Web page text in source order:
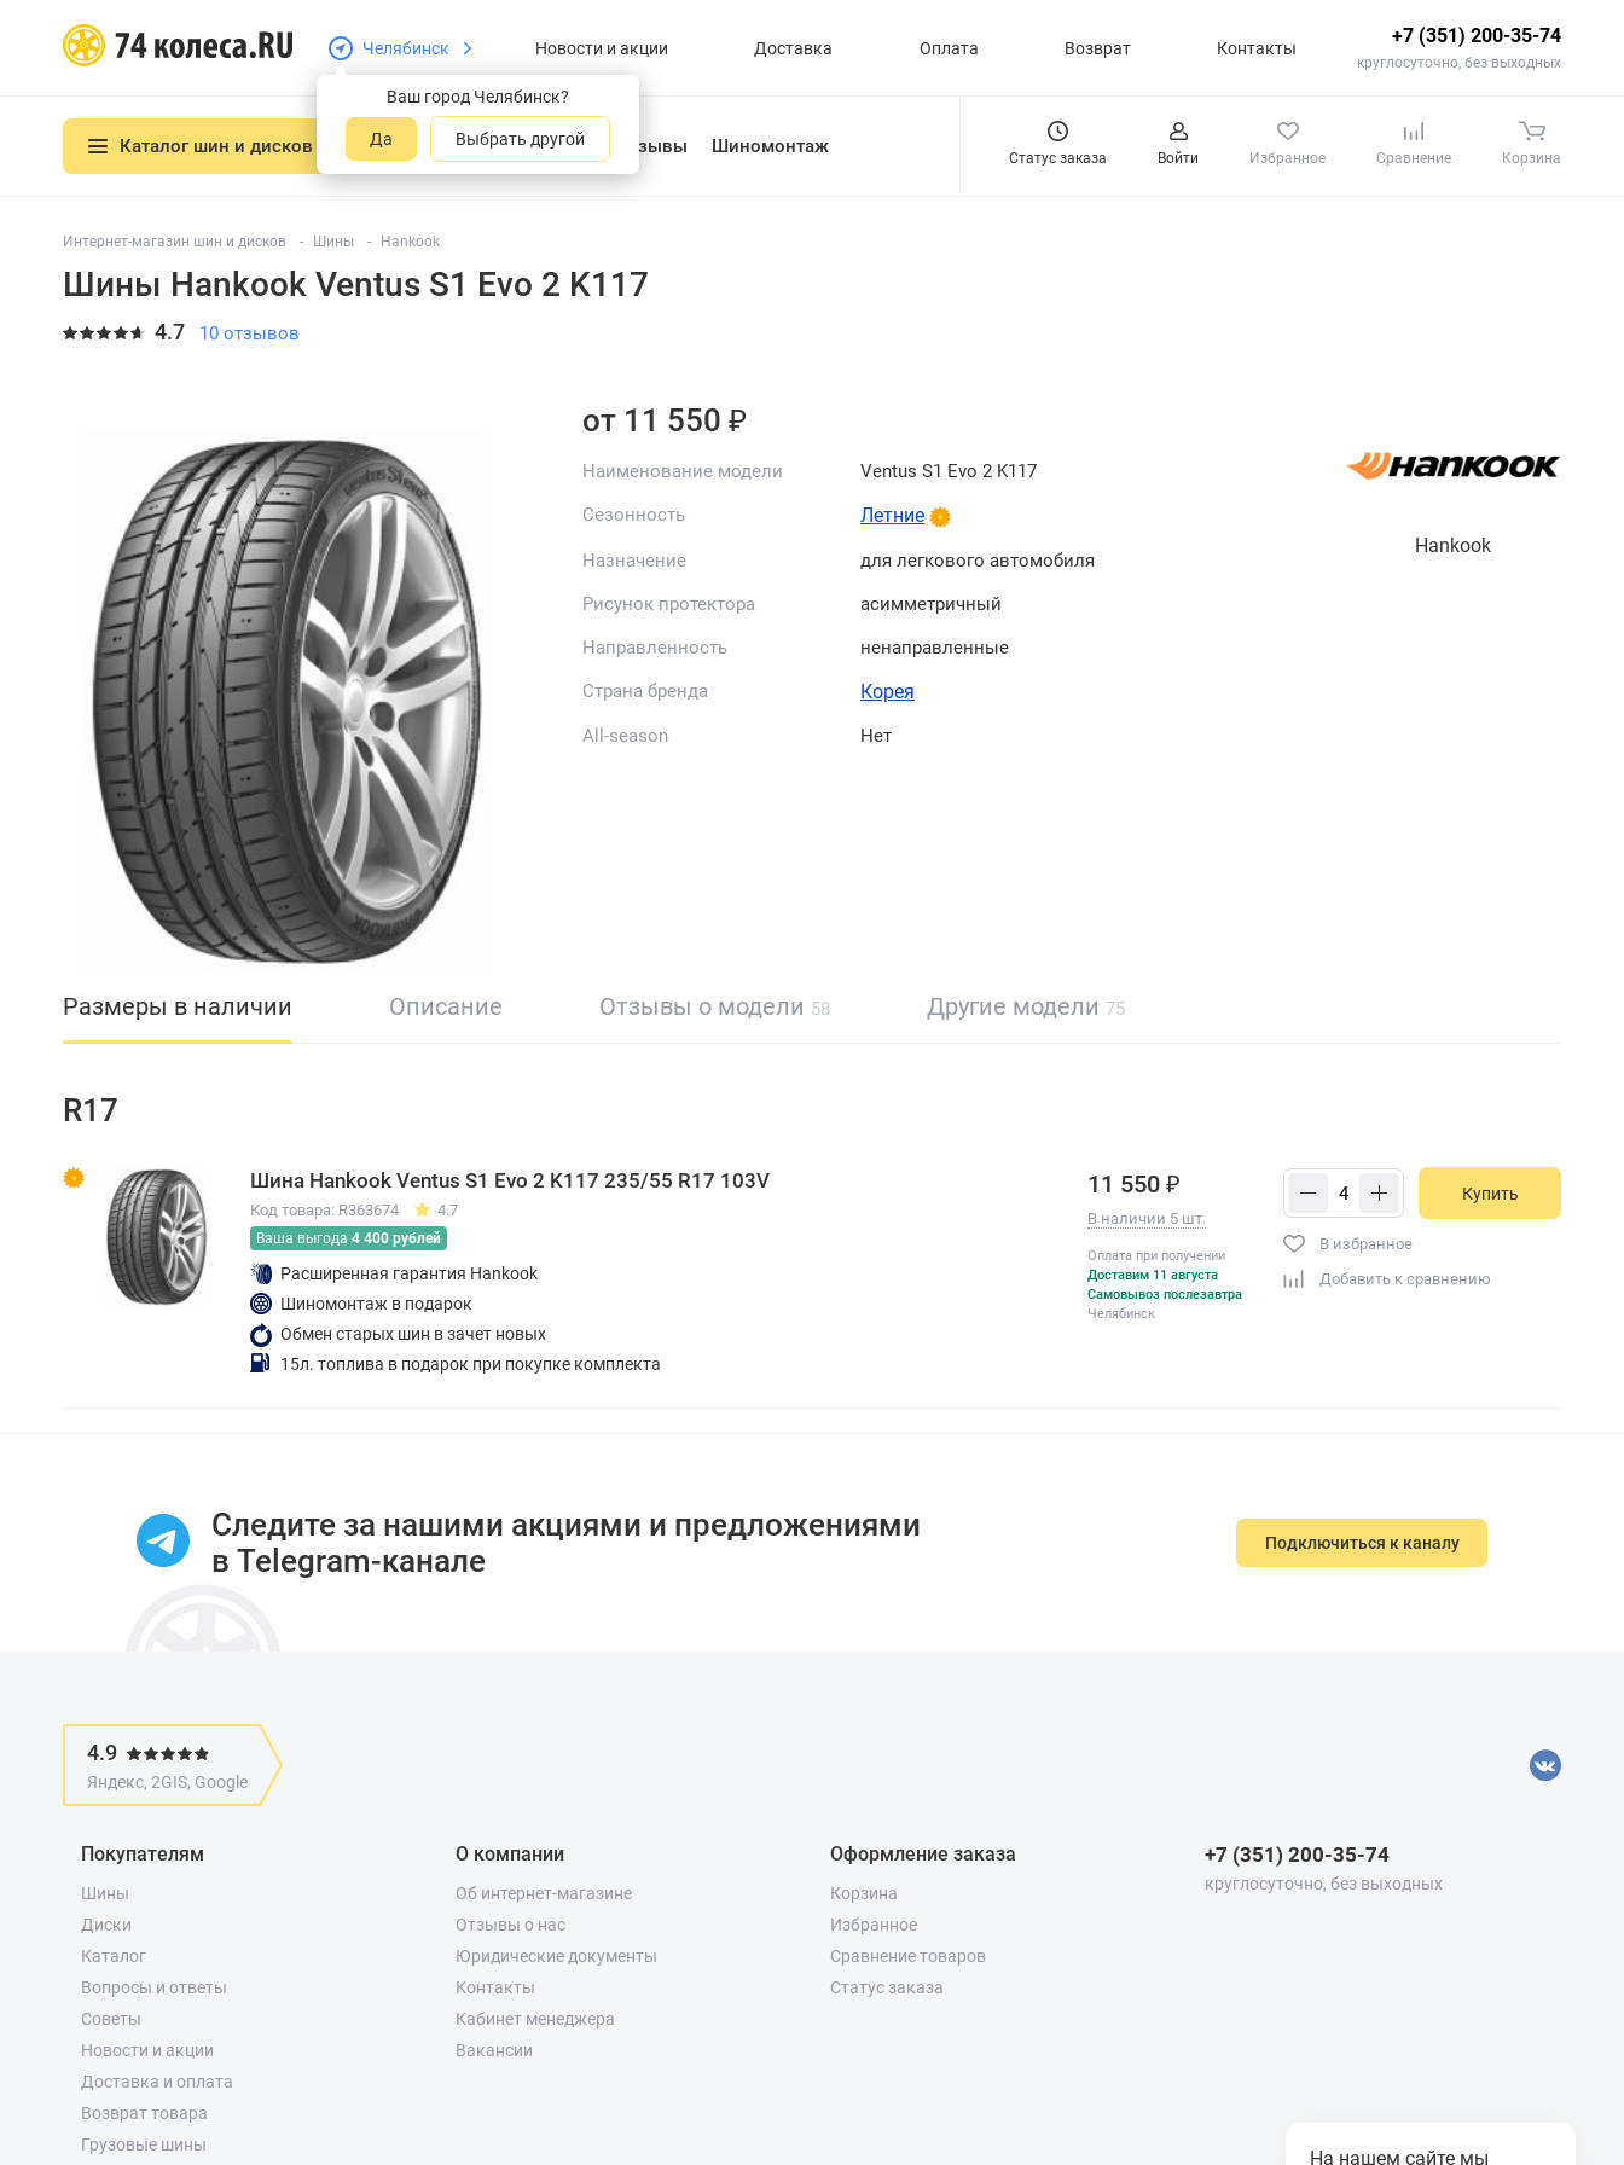
Челябинск
Ваш город Челябинск?
Да Выбрать другой
Новости и акции Доставка Оплата Возврат Контакты
+7 (351) 200-35-74
круглосуточно, без выходных
Каталог шин и дисков О нас Отзывы Шиномонтаж
Статус заказа Войти Избранное Сравнение Корзина
Интернет-магазин шин и дисков Шины Hankook
Шины Hankook Ventus S1 Evo 2 K117
4.7 10 отзывов
Hankook
от 11 550 ₽
Наименование модели
Ventus S1 Evo 2 K117
Сезонность
Летние
Назначение
для легкового автомобиля
Рисунок протектора
асимметричный
Направленность
ненаправленные
Страна бренда
Корея
All-season Нет
Размеры в наличии Описание Отзывы о модели 58 Другие модели 75
R17
Шина Hankook Ventus S1 Evo 2 K117 235/55 R17 103V
Код товара: R363674 4.7
Ваша выгода 4 400 рублей
Расширенная гарантия Hankook
Шиномонтаж в подарок
Обмен старых шин в зачет новых
15л. топлива в подарок при покупке комплекта
11 550 ₽
В наличии 5 шт.
Оплата при получении
Доставим 11 августа
Самовывоз послезавтра
Челябинск
Купить
В избранное
Добавить к сравнению
Следите за нашими акциями и предложениями
в Telegram-канале
Подключиться к каналу
4.9
Яндекс, 2GIS, Google
Покупателям
Шины
Диски
Каталог
Вопросы и ответы
Советы
Новости и акции
Доставка и оплата
Возврат товара
Грузовые шины
О компании
Об интернет-магазине
Отзывы о нас
Юридические документы
Контакты
Кабинет менеджера
Вакансии
Оформление заказа
Корзина
Избранное
Сравнение товаров
Статус заказа
+7 (351) 200-35-74
круглосуточно, без выходных
На нашем сайте мы